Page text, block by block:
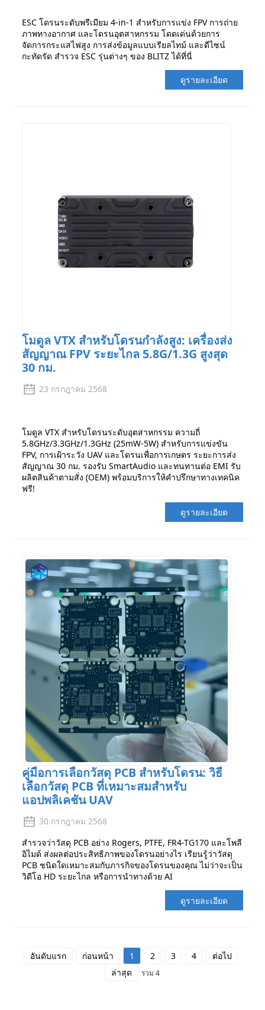
ESC โดรนระดับพรีเมียม 4-in-1 สำหรับการแข่ง FPV การถ่าย
ภาพทางอากาศ และโดรนอุตสาหกรรม โดดเด่นด้วยการ
จัดการกระแสไฟสูง การส่งข้อมูลแบบเรียลไทม์ และดีไซน์
กะทัดรัด สำรวจ ESC รุ่นต่างๆ ของ BLITZ ได้ที่นี่
ดูรายละเอียด
โมดูล VTX สำหรับโดรนกำลังสูง: เครื่องส่ง
สัญญาณ FPV ระยะไกล 5.8G/1.3G สูงสุด
30 กม.
23 กรกฎาคม 2568
โมดูล VTX สำหรับโดรนระดับอุตสาหกรรม ความถี่
5.8GHz/3.3GHz/1.3GHz (25mW-5W) สำหรับการแข่งขัน
FPV, การเฝ้าระวัง UAV และโดรนเพื่อการเกษตร ระยะการส่ง
สัญญาณ 30 กม. รองรับ SmartAudio และทนทานต่อ EMI รับ
ผลิตสินค้าตามสั่ง (OEM) พร้อมบริการให้คำปรึกษาทางเทคนิค
ฟรี!
ดูรายละเอียด
คู่มือการเลือกวัสดุ PCB สำหรับโดรน: วิธี
เลือกวัสดุ PCB ที่เหมาะสมสำหรับ
แอปพลิเคชัน UAV
30 กรกฎาคม 2568
สำรวจว่าวัสดุ PCB อย่าง Rogers, PTFE, FR4-TG170 และโพลี
อิไมด์ ส่งผลต่อประสิทธิภาพของโดรนอย่างไร เรียนรู้ว่าวัสดุ
PCB ชนิดใดเหมาะสมกับภารกิจของโดรนของคุณ ไม่ว่าจะเป็น
วิดีโอ HD ระยะไกล หรือการนำทางด้วย AI
ดูรายละเอียด
อันดับแรก ก่อนหน้า 1 2 3 4
ต่อไป
ล่าสุด
รวม 4